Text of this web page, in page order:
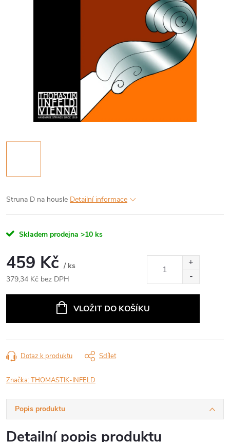
Struna D na housle Detailní informace
Skladem prodejna >10 ks
459 Kč / ks
379,34 Kč bez DPH
VLOŽIT DO KOŠÍKU
Dotaz k produktu Sdílet
Značka:THOMASTIK-INFELD
Popis produktu
Detailní popis produktu